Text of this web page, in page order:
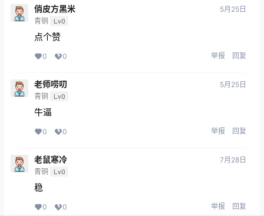
俏皮方黑米
青铜 Lv0
5月25日
点个赞
0 0 举报 回复
老师唠叨
青铜 Lv0
5月25日
牛逼
0 0 举报 回复
老鼠寒冷
青铜 Lv0
7月28日
稳
0 0 举报 回复